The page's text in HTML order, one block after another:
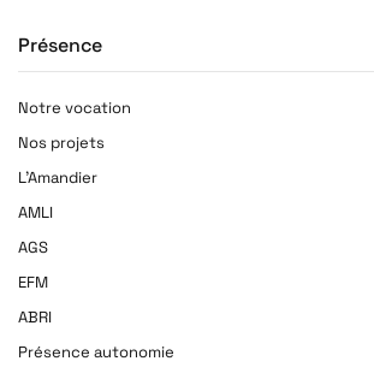
Présence
Notre vocation
Nos projets
L'Amandier
AMLI
AGS
EFM
ABRI
Présence autonomie